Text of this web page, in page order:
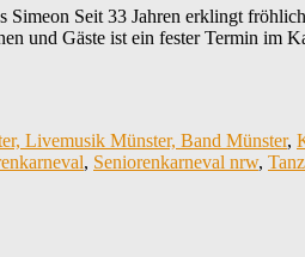
Seit 33 Jahren erklingt
und Gäste ist ein fester Termin im
Livemusik Münster, Band Münster,
, Seniorenkarneval nrw,